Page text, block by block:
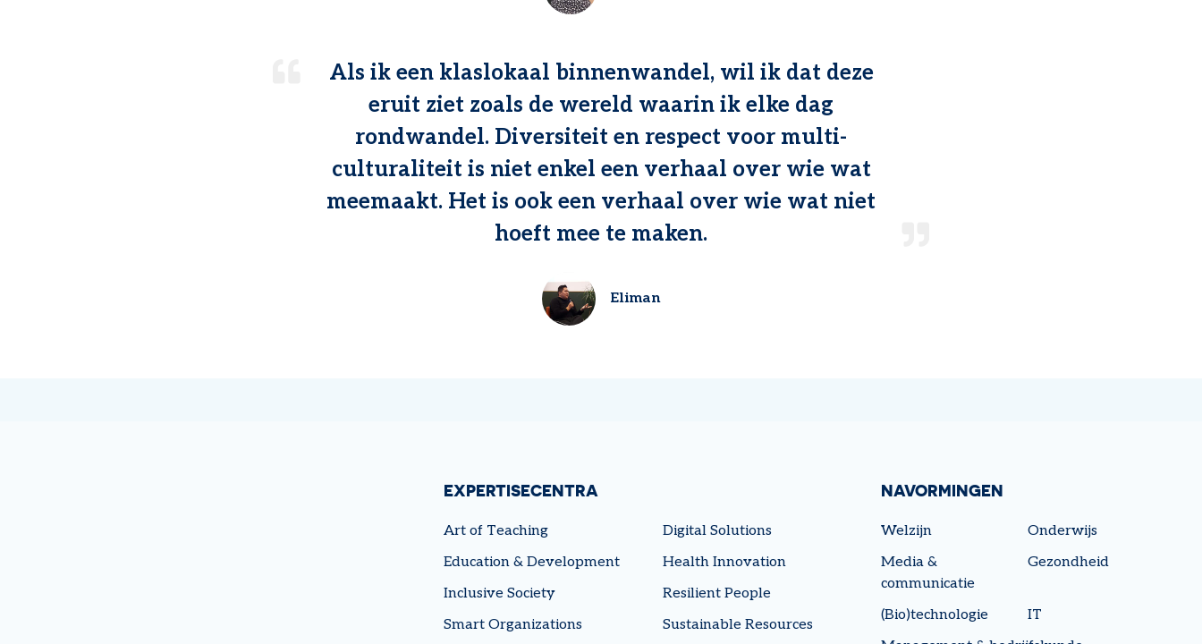
Als ik een klaslokaal binnenwandel, wil ik dat deze
eruit ziet zoals de wereld waarin ik elke dag
rondwandel. Diversiteit en respect voor multi-
culturaliteit is niet enkel een verhaal over wie wat
meemaakt. Het is ook een verhaal over wie wat niet
hoeft mee te maken.
Eliman
EXPERTISECENTRA
Art of Teaching
Digital Solutions
Education & Development
Health Innovation
Inclusive Society
Resilient People
Smart Organizations
Sustainable Resources
NAVORMINGEN
Welzijn
Onderwijs
Media &
communicatie
Gezondheid
(Bio)technologie
IT